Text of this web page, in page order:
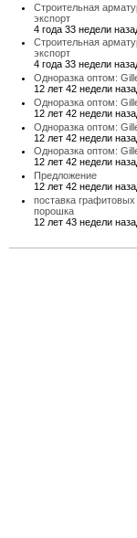
Строительная
экспорт
4 года 33 недели
Строительная
экспорт
4 года 33 недели
Одноразка оптом:
12 лет 42 недели
Одноразка оптом:
12 лет 42 недели
Одноразка оптом:
12 лет 42 недели
Одноразка оптом:
12 лет 42 недели
Предложение
12 лет 42 недели
поставка графитовых
порошка
12 лет 43 недели